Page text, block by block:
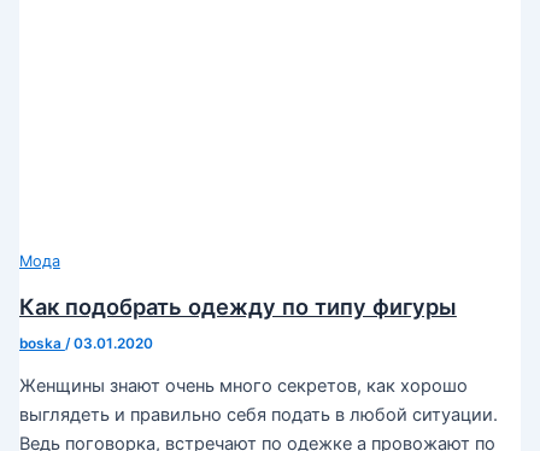
Мода
Как подобрать одежду по типу фигуры
boska /03.01.2020
Женщины знают очень много секретов, как хорошо
выглядеть и правильно себя подать в любой ситуации.
Ведь поговорка, встречают по одежке а провожают по